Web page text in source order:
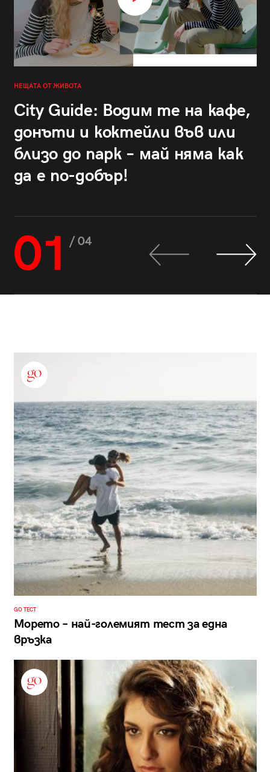
НЕЩАТА ОТ ЖИВОТА
City Guide: Водим те на кафе,
донъти и коктейли във или
близо до парк – май няма как
да е по-добър!
01 / 04
GO ТЕСТ
Морето – най-големият тест за една
връзка